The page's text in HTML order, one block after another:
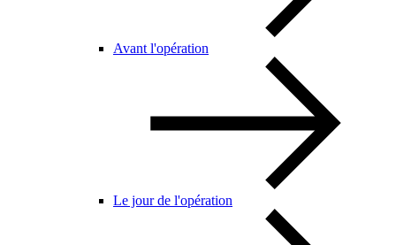
Avant l'opération
Le jour de l'opération